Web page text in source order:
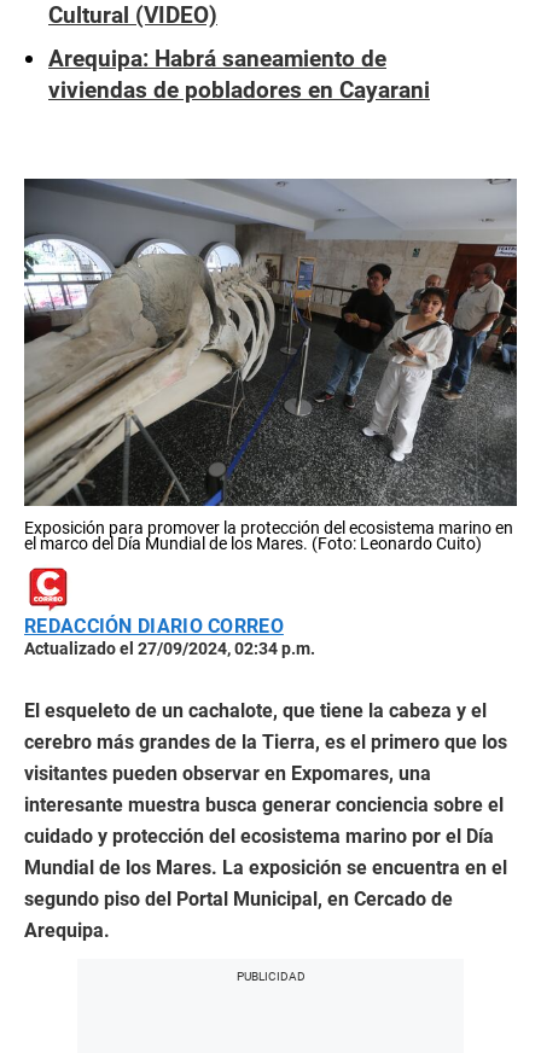
Cultural (VIDEO)
Arequipa: Habrá saneamiento de
viviendas de pobladores en Cayarani
Exposición para promover la protección del ecosistema marino en
el marco del Día Mundial de los Mares. (Foto: Leonardo Cuito)
REDACCIÓN DIARIO CORREO
Actualizado el 27/09/2024, 02:34 p.m.
El esqueleto de un cachalote, que tiene la cabeza y el
cerebro más grandes de la Tierra, es el primero que los
visitantes pueden observar en Expomares, una
interesante muestra busca generar conciencia sobre el
cuidado y protección del ecosistema marino por el Día
Mundial de los Mares. La exposición se encuentra en el
segundo piso del Portal Municipal, en Cercado de
Arequipa.